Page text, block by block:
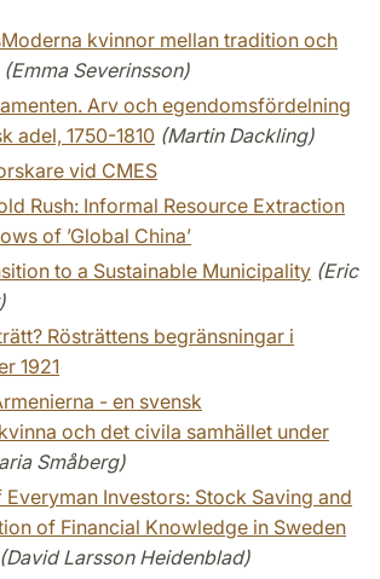
kvinnor mellan tradition och
(Emma Severinsson)
Arv och egendomsfördelning
adel, 1750-1810 (Martin Dackling)
vid CMES
Rush: Informal Resource Extraction
of ’Global China’
to a Sustainable Municipality (Eric
Rösträttens begränsningar i
1921
- en svensk
och det civila samhället under
Småberg)
Investors: Stock Saving and
of Financial Knowledge in Sweden
(David Larsson Heidenblad)